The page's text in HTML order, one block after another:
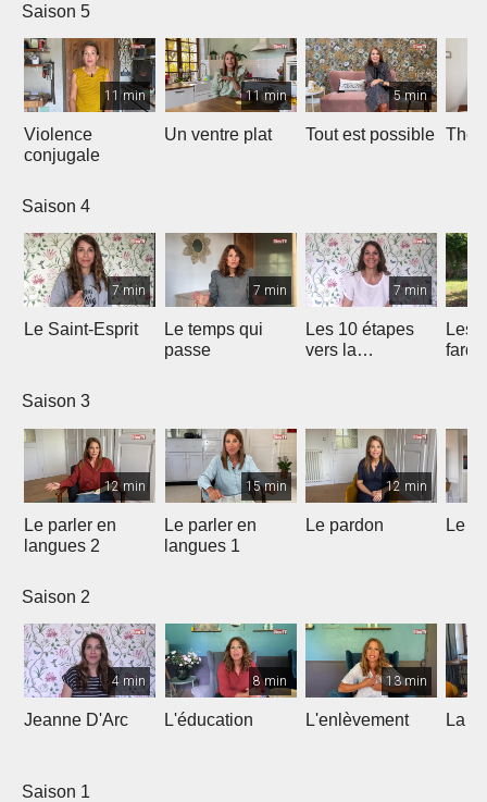
Saison 5
11 min
Violence
conjugale
11 min
Un ventre plat
5 min
Tout est possible The
Saison 4
7 min
Le Saint-Esprit
7 min
Le temps qui
passe
7 min
Les 10 étapes
vers la
Les
Saison 3
12 min
Le parler en
langues 2
15 min
Le parler en
langues 1
12 min
Le pardon Le
Saison 2
4 min
Jeanne D'Arc
8 min
L'éducation
13 min
L'enlèvement La
Saison 1